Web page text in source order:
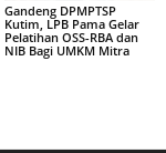
Gandeng DPMPTSP
Kutim, LPB Pama Gelar
Pelatihan OSS-RBA dan
NIB Bagi UMKM Mitra